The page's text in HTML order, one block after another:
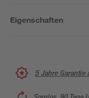
Eigenschaften
5 Jahre Garantie